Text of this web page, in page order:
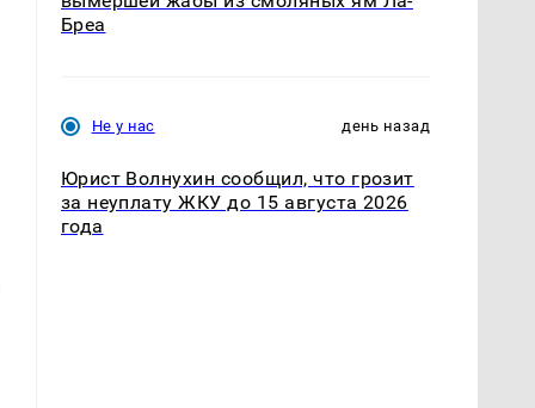
Бреа
Не у нас день назад
Юрист Волнухин сообщил, что грозит
за неуплату ЖКУ до 15 августа 2026
года